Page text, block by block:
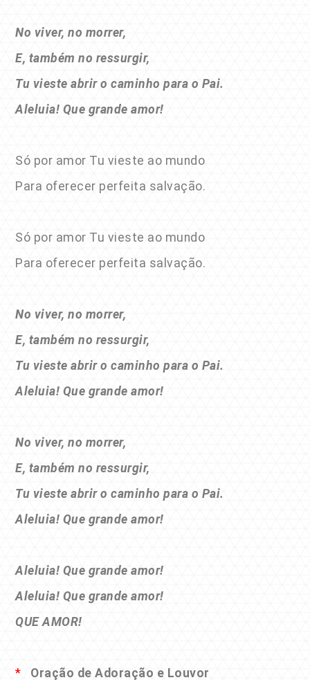
No viver, no morrer,
E, também no ressurgir,
Tu vieste abrir o caminho para o Pai.
Aleluia! Que grande amor!
Só por amor Tu vieste ao mundo
Para oferecer perfeita salvação.
Só por amor Tu vieste ao mundo
Para oferecer perfeita salvação.
No viver, no morrer,
E, também no ressurgir,
Tu vieste abrir o caminho para o Pai.
Aleluia! Que grande amor!
No viver, no morrer,
E, também no ressurgir,
Tu vieste abrir o caminho para o Pai.
Aleluia! Que grande amor!
Aleluia! Que grande amor!
Aleluia! Que grande amor!
QUE AMOR!
* Oração de Adoração e Louvor